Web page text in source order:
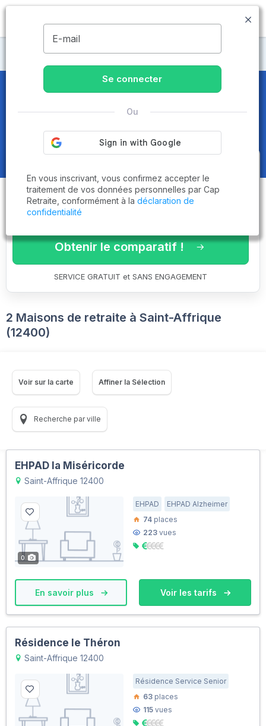
MENU
Maisons de retraite Aveyron
Maisons de retraite et EHPAD
Saint-Affrique (12400)
Obtenez le
comparatif des
établissementsadaptés à vos
critères en 3 minutes !
Obtenir le comparatif !
SERVICE GRATUIT et SANS ENGAGEMENT
2 Maisons de retraite à Saint-Affrique
(12400)
Voir sur la carte Affiner la Sélection
Recherche par ville
EHPAD la Miséricorde
Saint-Affrique 12400
0
EHPAD
EHPAD Alzheimer
74 places
223 vues
En savoir plus Voir les tarifs
Résidence le Théron
Saint-Affrique 12400
Résidence Service Senior
63 places
115 vues
E-mail
Se connecter
Ou
En vous inscrivant, vous confirmez accepter le
traitement de vos données personnelles par Cap
Retraite, conformément à la déclaration de
confidentialité